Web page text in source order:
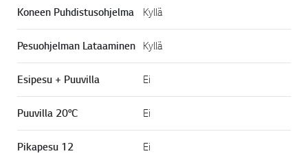
Koneen Puhdistusohjelma Kyllä
Pesuohjelman Lataaminen Kyllä
Esipesu + Puuvilla Ei
Puuvilla 20°C Ei
Pikapesu 12 Ei